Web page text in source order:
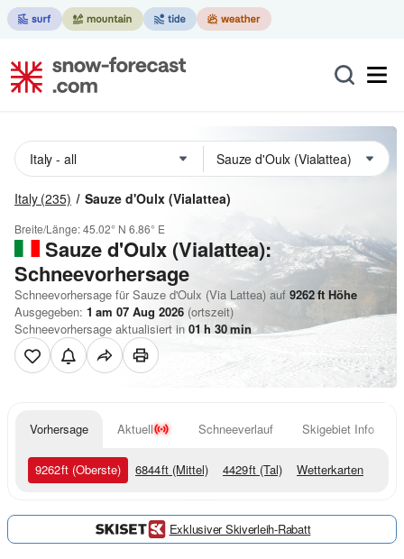
Italy (235) Sauze d'Oulx (Vialattea)
Breite/Länge:45.02° N 6.86° E
Sauze d'Oulx (Vialattea):
Schneevorhersage
Schneevorhersage für Sauze d'Oulx (Via Lattea) auf 9262ft Höhe
Ausgegeben: 1 am 07 Aug 2026 (ortszeit)
Schneevorhersage aktualisiert in 01 h 30min
Vorhersage Aktuell Schneeverlauf Skigebiet Info
9262ft (Oberste) 6844ft (Mittel) 4429ft (Tal) Wetterkarten
Exklusiver Skiverleih-Rabatt